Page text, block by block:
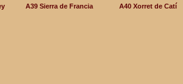
A39 Sierra de Francia A40 Xorret de Catí